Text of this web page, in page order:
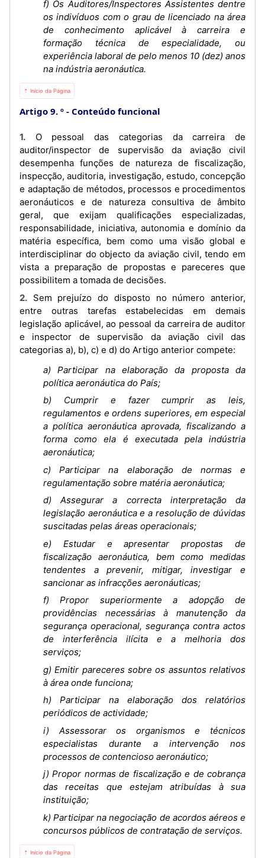
f) Os Auditores/Inspectores Assistentes dentre
os indivíduos com o grau de licenciado na área
de conhecimento aplicável à carreira e
formação técnica de especialidade, ou
experiência laboral de pelo menos 10 (dez) anos
na indústria aeronáutica.
⇡ Início da Página
Artigo 9. º Conteúdo funcional
1. O pessoal das categorias da carreira de
auditor/inspector de supervisão da aviação civil
desempenha funções de natureza de fiscalização,
inspecção, auditoria, investigação, estudo, concepção
e adaptação de métodos, processos e procedimentos
aeronáuticos e de natureza consultiva de âmbito
geral, que exijam qualificações especializadas,
responsabilidade, iniciativa, autonomia e domínio da
matéria específica, bem como uma visão global e
interdisciplinar do objecto da aviação civil, tendo em
vista a preparação de propostas e pareceres que
possibilitem a tomada de decisões.
2. Sem prejuízo do disposto no número anterior,
entre outras tarefas estabelecidas em demais
legislação aplicável, ao pessoal da carreira de auditor
e inspector de supervisão da aviação civil das
categorias a), b), c) e d) do Artigo anterior compete:
a) Participar na elaboração da proposta da
política aeronáutica do País;
b) Cumprir e fazer cumprir as leis,
regulamentos e ordens superiores, em especial
a política aeronáutica aprovada, fiscalizando a
forma como ela é executada pela indústria
aeronáutica;
c) Participar na elaboração de normas e
regulamentação sobre matéria aeronáutica;
d) Assegurar a correcta interpretação da
legislação aeronáutica e a resolução de dúvidas
suscitadas pelas áreas operacionais;
e) Estudar e apresentar propostas de
fiscalização aeronáutica, bem como medidas
tendentes a prevenir, mitigar, investigar e
sancionar as infracções aeronáuticas;
f) Propor superiormente a adopção de
providências necessárias à manutenção da
segurança operacional, segurança contra actos
de interferência ilícita e a melhoria dos
serviços;
g) Emitir pareceres sobre os assuntos relativos
à área onde funciona;
h) Participar na elaboração dos relatórios
periódicos de actividade;
i) Assessorar os organismos e técnicos
especialistas durante a intervenção nos
processos de contencioso aeronáutico;
j) Propor normas de fiscalização e de cobrança
das receitas que estejam atribuídas à sua
instituição;
k) Participar na negociação de acordos aéreos e
concursos públicos de contratação de serviços.
⇡ Início da Página